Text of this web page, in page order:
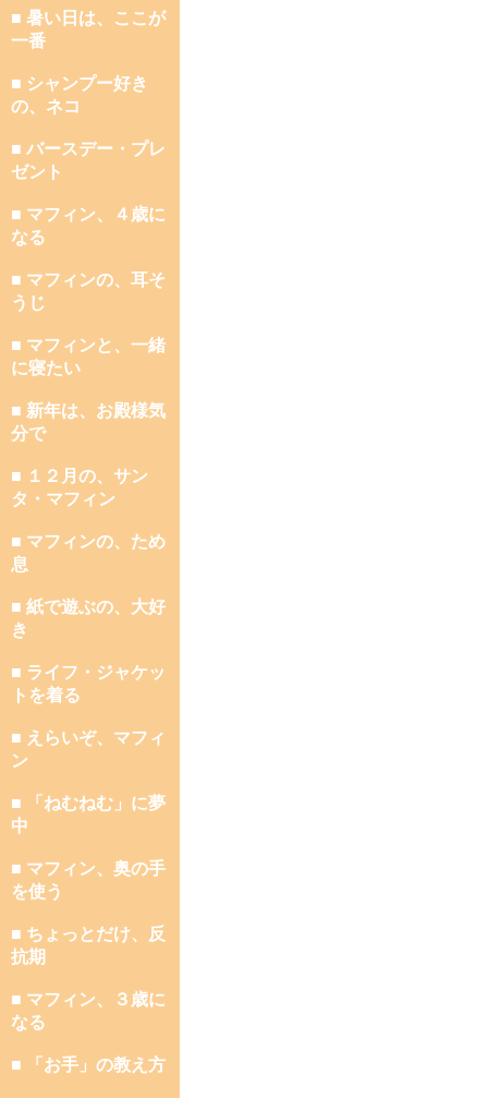
■ 暑い日は、ここが
一番
■ シャンプー好き
の、ネコ
■ バースデー・プレ
ゼント
■ マフィン、４歳に
なる
■ マフィンの、耳そ
うじ
■ マフィンと、一緒
に寝たい
■ 新年は、お殿様気
分で
■ １２月の、サン
タ・マフィン
■ マフィンの、ため
息
■ 紙で遊ぶの、大好
き
■ ライフ・ジャケッ
トを着る
■ えらいぞ、マフィ
ン
■ 「ねむねむ」に夢
中
■ マフィン、奥の手
を使う
■ ちょっとだけ、反
抗期
■ マフィン、３歳に
なる
■ 「お手」の教え方